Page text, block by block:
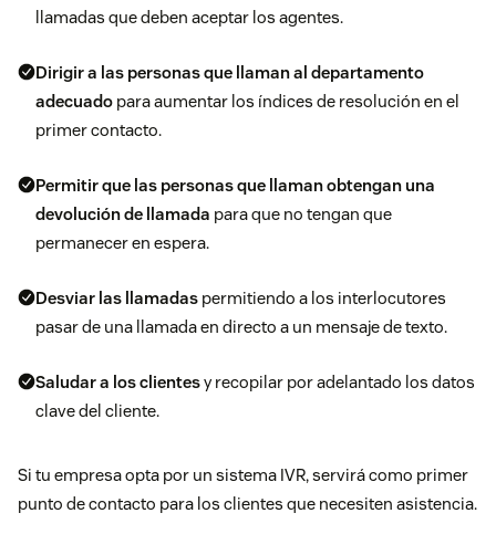
llamadas que deben aceptar los agentes.
Dirigir a las personas que llaman al departamento
adecuado para aumentar los índices de resolución en el
primer contacto.
Permitir que las personas que llaman obtengan una
devolución de llamada para que no tengan que
permanecer en espera.
Desviar las llamadas permitiendo a los interlocutores
pasar de una llamada en directo a un mensaje de texto.
Saludar a los clientesy recopilar por adelantado los datos
clave del cliente.
Si tu empresa opta por un sistema IVR, servirá como primer
punto de contacto para los clientes que necesiten asistencia.